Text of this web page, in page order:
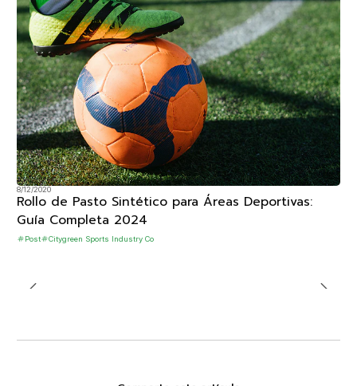
8/12/2020
Rollo de Pasto Sintético para Áreas Deportivas:
Guía Completa 2024
Post Citygreen Sports Industry Co